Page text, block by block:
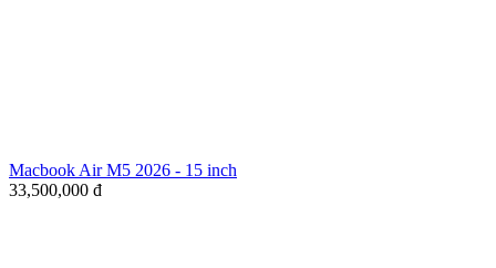
Macbook Air M5 2026 - 15 inch
33,500,000 đ